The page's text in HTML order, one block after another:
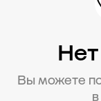
Вы можете